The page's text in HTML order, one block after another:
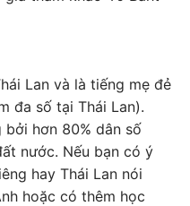
Lan và là tiếng mẹ đẻ
đa số tại Thái Lan).
hơn 80% dân số
nước. Nếu bạn có ý
hay Thái Lan nói
hoặc có thêm học